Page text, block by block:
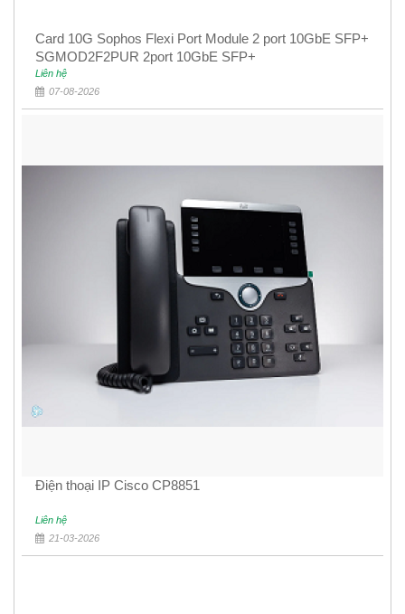
Card 10G Sophos Flexi Port Module 2 port 10GbE SFP+
SGMOD2F2PUR 2port 10GbE SFP+
Liên hệ
07-08-2026
Điện thoại IP Cisco CP8851
Liên hệ
21-03-2026